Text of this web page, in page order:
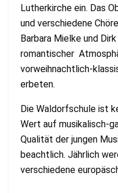
Lutherkirche ein. Das
und verschiedene
Barbara Mielke und
romantischer
vorweihnachtlich-
erbeten.
Die Waldorfschule ist
Wert auf musikalisch-
Qualität der jungen
beachtlich. Jährlich
verschiedene